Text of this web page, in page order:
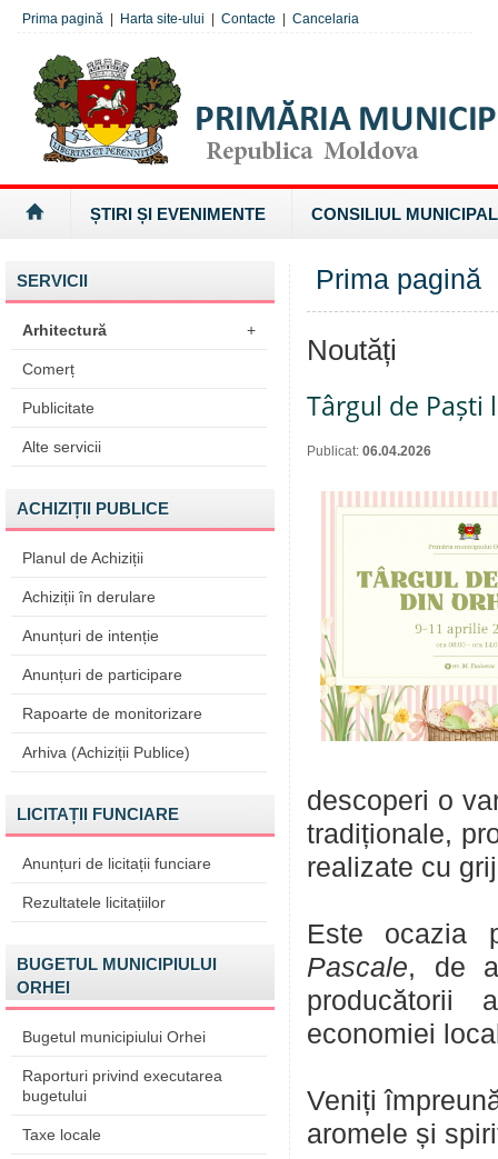
Prima pagină Harta site-ului Contacte Cancelaria
ȘTIRI ȘI EVENIMENTE CONSILIUL MUNICIPAL
SERVICII
Arhitectură +
Comerț
Publicitate
Alte servicii
ACHIZIȚII PUBLICE
Planul de Achiziții
Achiziții în derulare
Anunțuri de intenție
Anunțuri de participare
Rapoarte de monitorizare
Arhiva (Achiziții Publice)
LICITAȚII FUNCIARE
Anunțuri de licitații funciare
Rezultatele licitațiilor
BUGETUL MUNICIPIULUI
ORHEI
Bugetul municipiului Orhei
Raporturi privind executarea
bugetului
Taxe locale
Prima pagină
Noutăți
Târgul de Paști
Publicat: 06.04.2026
descoperi o
tradiționale,
realizate cu
Este ocazia
Pascale, de
producătorii
economiei
Veniți
aromele și